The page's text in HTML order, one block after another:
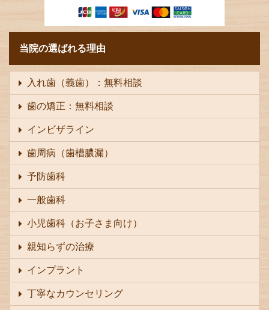
当院の選ばれる理由
入れ歯（義歯）：無料相談
歯の矯正：無料相談
インビザライン
歯周病（歯槽膿漏）
予防歯科
一般歯科
小児歯科（お子さま向け）
親知らずの治療
インプラント
丁寧なカウンセリング